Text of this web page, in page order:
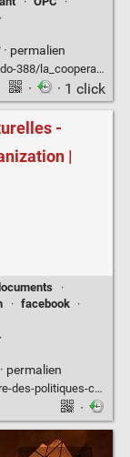
·
permalien
· · 1 click
-
|
·
· facebook
·
·
permalien
·